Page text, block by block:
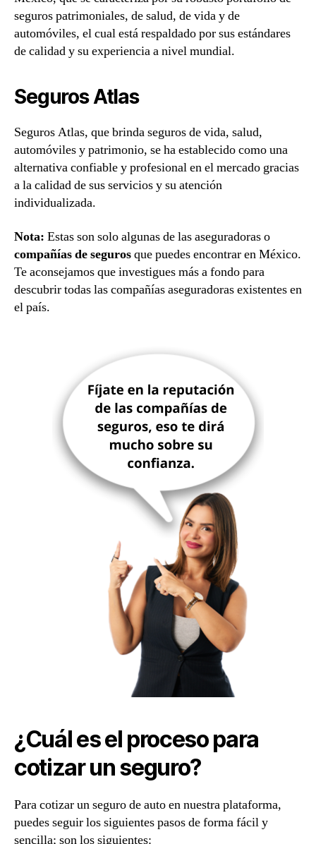
seguros patrimoniales, de salud, de vida y de
automóviles, el cual está respaldado por sus estándares
de calidad y su experiencia a nivel mundial.
Seguros Atlas
Seguros Atlas, que brinda seguros de vida, salud,
automóviles y patrimonio, se ha establecido como una
alternativa confiable y profesional en el mercado gracias
a la calidad de sus servicios y su atención
individualizada.
Nota: Estas son solo algunas de las aseguradoras o
compañías de segurosque puedes encontrar en México.
Te aconsejamos que investigues más a fondo para
descubrir todas las compañías aseguradoras existentes en
el país.
¿Cuál es el proceso para
cotizar un seguro?
Para cotizar un seguro de auto en nuestra plataforma,
puedes seguir los siguientes pasos de forma fácil y
sencilla; son los siguientes: